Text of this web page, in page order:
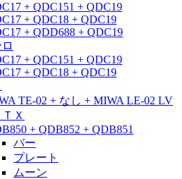
+ QDC151 + QDC19
+ QDC18 + QDC19
+ QDD688 + QDC19
+ QDC151 + QDC19
+ QDC18 + QDC19
TE-02 + なし + MIWA LE-02 LV
Ｘ
+ QDB852 + QDB851
バー
プレート
ムーン